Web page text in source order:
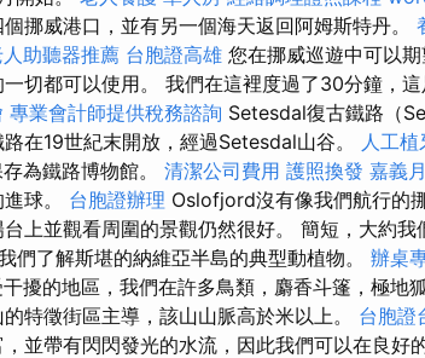
挪威港口，並有另一個海天返回阿姆斯特丹。
助聽器推薦 台胞證高雄 您在挪威巡遊中可以
切都可以使用。 我們在這裡度過了30分鐘，這
專業會計師提供稅務諮詢 Setesdal復古鐵路（
在19世紀末開放，經過Setesdal山谷。
人工植
為鐵路博物館。 清潔公司費用 護照換發 嘉義
球。 台胞證辦理 Oslofjord沒有像我們航行的
上並觀看周圍的景觀仍然很好。 簡短，大約我
們了解斯堪的納維亞半島的典型動植物。 辦桌
擾的地區，我們在許多鳥類，麝香斗篷，極地
特徵街區主導，該山山脈高於米以上。 台胞證
並帶有閃閃發光的水流，因此我們可以在良好